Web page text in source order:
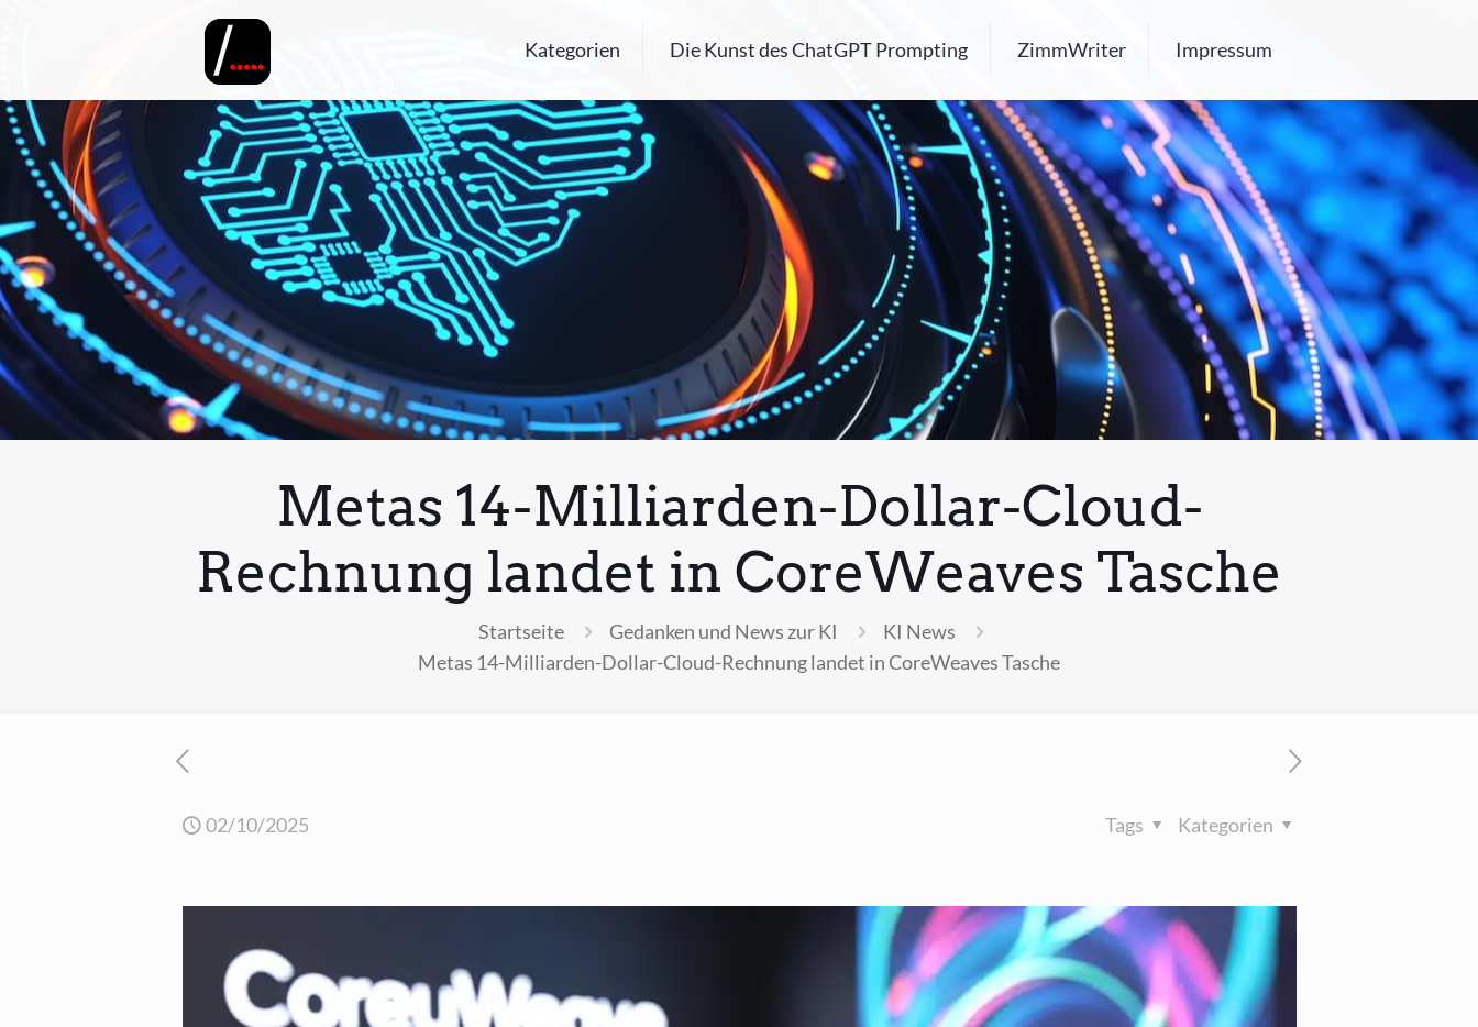
Kategorien Die Kunst des ChatGPT Prompting ZimmWriter Impressum
Metas 14-Milliarden-Dollar-Cloud-
Rechnung landet in CoreWeaves Tasche
Startseite Gedanken und News zur KI
KI News
Metas 14-Milliarden-Dollar-Cloud-Rechnung landet in CoreWeaves Tasche
02/10/2025 Kategorien
Tags